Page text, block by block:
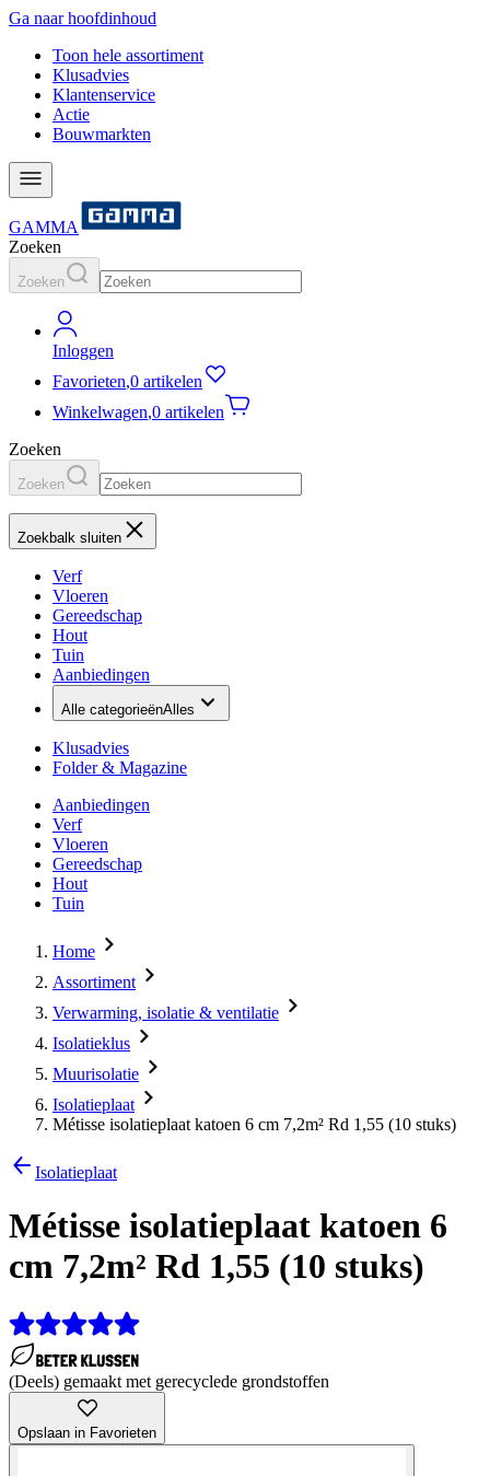
Ga naar hoofdinhoud
Toon hele assortiment
Klusadvies
Klantenservice
Actie
Bouwmarkten
GAMMA
Zoeken
Zoeken
Inloggen
Favorieten,0 artikelen
Winkelwagen,0 artikelen
Zoeken
Zoeken
Zoekbalk sluiten
Verf
Vloeren
Gereedschap
Hout
Tuin
Aanbiedingen
Alle categorieënAlles
Klusadvies
Folder & Magazine
Aanbiedingen
Verf
Vloeren
Gereedschap
Hout
Tuin
Home
Assortiment
Verwarming, isolatie & ventilatie
Isolatieklus
Muurisolatie
Isolatieplaat
Métisse isolatieplaat katoen 6 cm 7,2m² Rd 1,55 (10 stuks)
Isolatieplaat
Métisse isolatieplaat katoen 6
cm 7,2m² Rd 1,55 (10 stuks)
(Deels) gemaakt met gerecyclede grondstoffen
Opslaan in Favorieten